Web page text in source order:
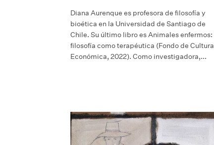
Diana Aurenque es profesora de filosofía y
bioética en la Universidad de Santiago de
Chile. Su último libro es Animales enfermos:
filosofía como terapéutica (Fondo de Cultura
Económica, 2022). Como investigadora,...